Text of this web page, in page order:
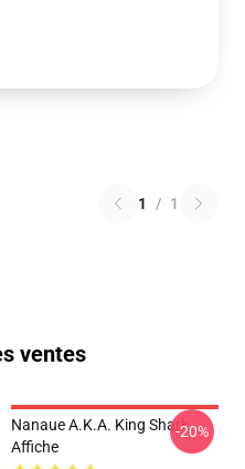
1 / 1
ventes
Nanaue A.K.A. King Shark
Affiche
-20%